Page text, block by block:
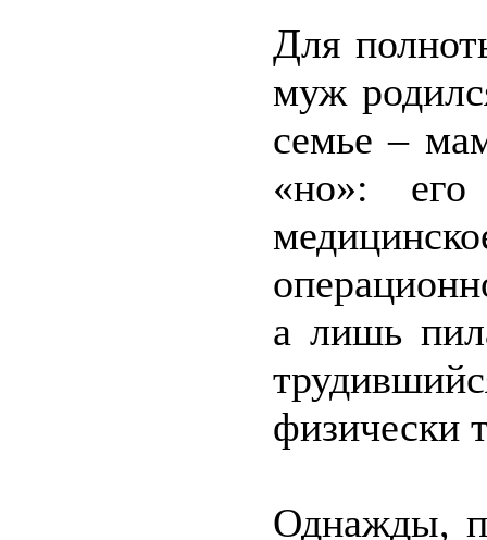
Для
муж
семье –
«но»:
а лишь
физически
Однажды,